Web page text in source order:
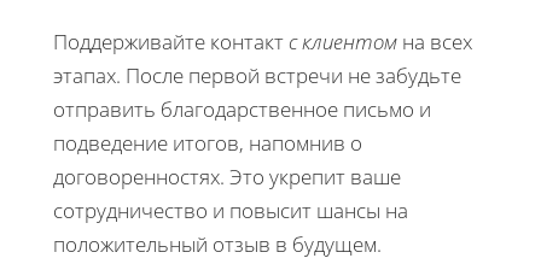
Поддерживайте контактс клиентом на всех
этапах. После первой встречи не забудьте
отправить благодарственное письмо и
подведение итогов, напомнив о
договоренностях. Это укрепит ваше
сотрудничество и повысит шансы на
положительный отзыв в будущем.